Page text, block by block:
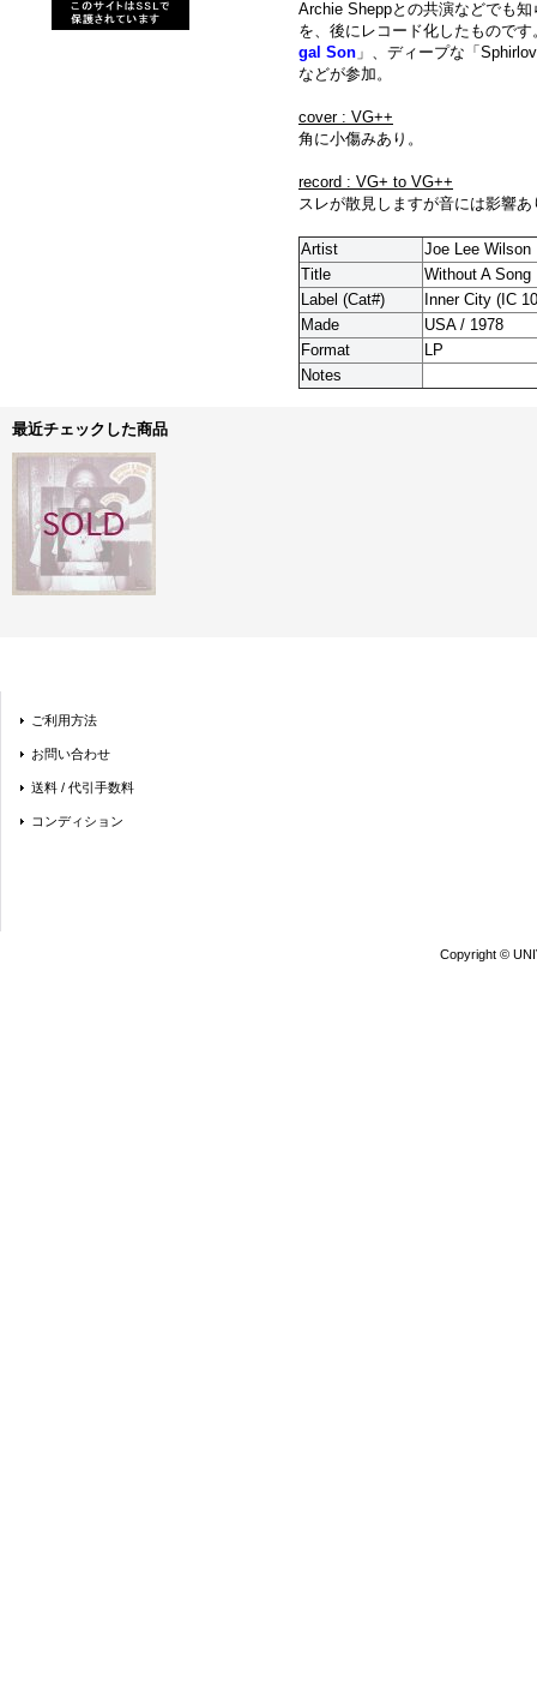
Archie Sheppとの共演などでも
を、後にレコード化したもので
gal Son 」、ディープな「
などが参加。
cover : VG++
角に小傷みあり。
record : VG+ to VG++
スレが散見しますが音には影響あ
Artist
Joe Lee Wilson
Title
Without A Song
Label (Cat#)
Inner City (IC
Made
USA / 1978
Format
LP
Notes
最近チェックした商品
ご利用方法
お問い合わせ
送料 / 代引手数料
コンディション
Copyright ©